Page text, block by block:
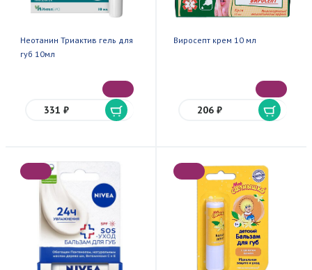
Неотанин Триактив гель для
губ 10мл
331 ₽
Виросепт крем 10 мл
206 ₽